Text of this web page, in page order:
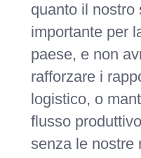
quanto il nostro
importante per
paese, e non
rafforzare i
logistico, o
flusso
senza le nostre